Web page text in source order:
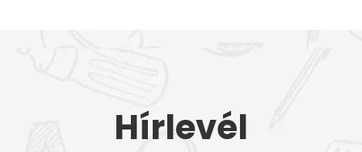
Hírlevél